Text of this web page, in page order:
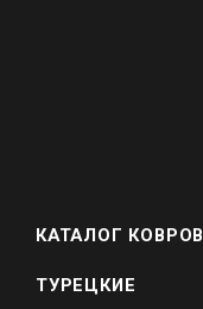
КАТАЛОГ КОВРОВ
ТУРЕЦКИЕ